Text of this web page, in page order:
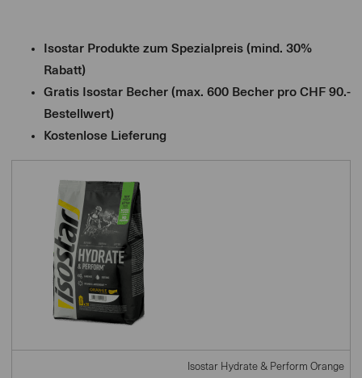
Isostar Produkte zum Spezialpreis (mind. 30%
Rabatt)​
Gratis Isostar Becher (max. 600 Becher pro CHF 90.-
Bestellwert)​
Kostenlose Lieferung​
Isostar Hydrate & Perform Orange